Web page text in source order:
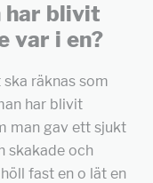
har blivit
var i en?
räknas som
har blivit
man gav ett sjukt
skakade och
fast en o lät en